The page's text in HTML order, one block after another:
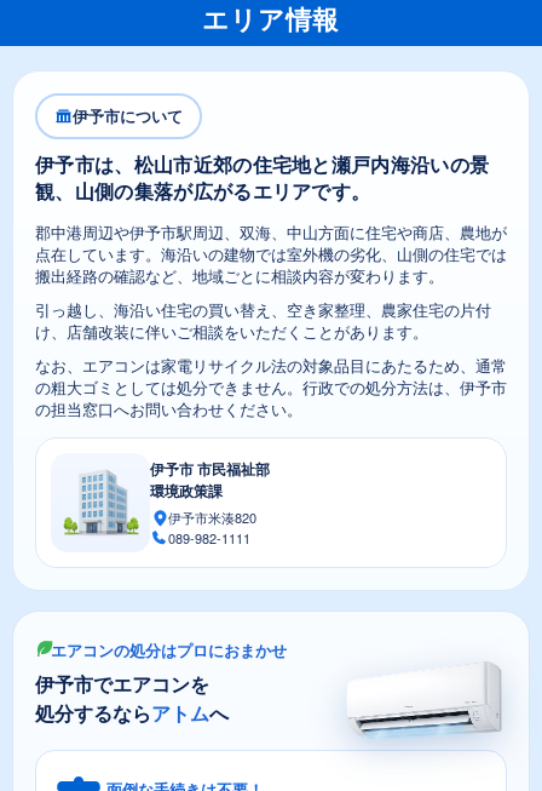
エリア情報
伊予市について
伊予市は、松山市近郊の住宅地と瀬戸内海沿いの景
観、山側の集落が広がるエリアです。
郡中港周辺や伊予市駅周辺、双海、中山方面に住宅や商店、農地が
点在しています。海沿いの建物では室外機の劣化、山側の住宅では
搬出経路の確認など、地域ごとに相談内容が変わります。
引っ越し、海沿い住宅の買い替え、空き家整理、農家住宅の片付
け、店舗改装に伴いご相談をいただくことがあります。
なお、エアコンは家電リサイクル法の対象品目にあたるため、通常
の粗大ゴミとしては処分できません。行政での処分方法は、伊予市
の担当窓口へお問い合わせください。
伊予市 市民福祉部
環境政策課
伊予市米湊820
089-982-1111
エアコンの処分はプロにおまかせ
伊予市でエアコンを
処分するならアトムへ